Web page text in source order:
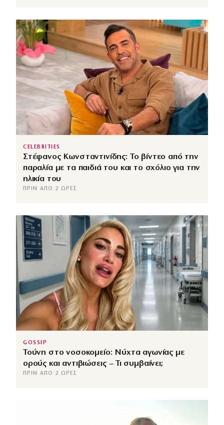
CELEBRITIES
Στέφανος Κωνσταντινίδης: Το βίντεο από την
παραλία με τα παιδιά του και το σχόλιο για την
ηλικία του
ΠΡΙΝ ΑΠΌ 2 ΏΡΕΣ
GOSSIP
Τούνη στο νοσοκομείο: Νύχτα αγωνίας με
ορούς και αντιβιώσεις – Τι συμβαίνει;
ΠΡΙΝ ΑΠΌ 2 ΏΡΕΣ